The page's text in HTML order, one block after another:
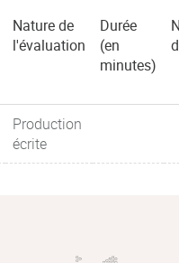
Nature de
l'évaluation
Durée
(en
minutes)
Production
écrite